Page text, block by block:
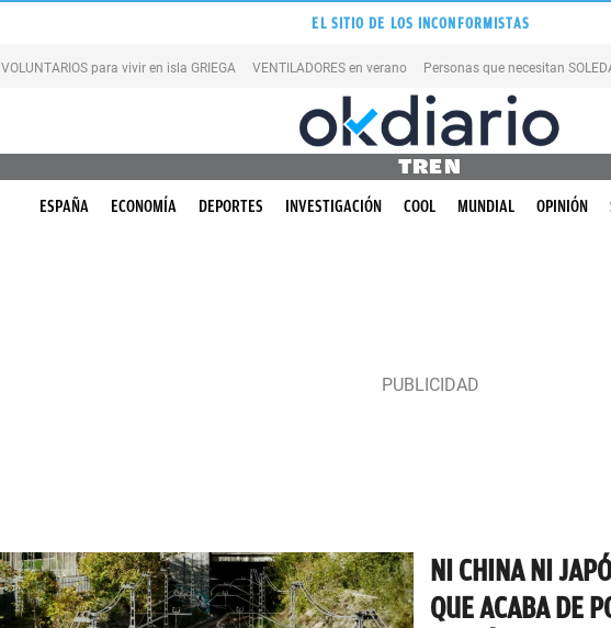
EL SITIO DE LOS INCONFORMISTAS
VOLUNTARIOS para vivir en isla GRIEGA VENTILADORES en verano Personas que necesitan
TREN
ESPAÑA ECONOMÍA DEPORTES INVESTIGACIÓN COOL MUNDIAL OPINIÓN
NI CHINA NI
QUE ACABA DE